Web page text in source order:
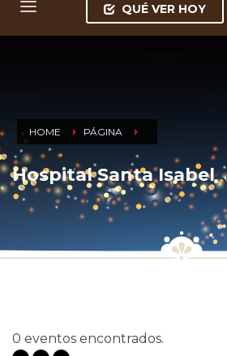
QUÉ VER HOY
HOME PÁGINA
Hospital Santa Isabel
0 eventos encontrados.